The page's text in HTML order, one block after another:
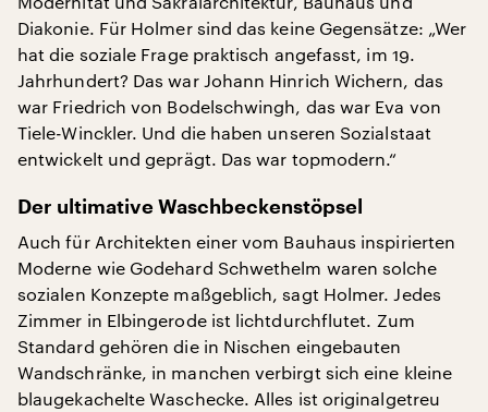
Diakonie. Für Holmer sind das keine Gegensätze: „Wer
hat die soziale Frage praktisch angefasst, im 19.
Jahrhundert? Das war Johann Hinrich Wichern, das
war Friedrich von Bodelschwingh, das war Eva von
Tiele-Winckler. Und die haben unseren Sozialstaat
entwickelt und geprägt. Das war topmodern.“
Der ultimative Waschbeckenstöpsel
Auch für Architekten einer vom Bauhaus inspirierten
Moderne wie Godehard Schwethelm waren solche
sozialen Konzepte maßgeblich, sagt Holmer. Jedes
Zimmer in Elbingerode ist lichtdurchflutet. Zum
Standard gehören die in Nischen eingebauten
Wandschränke, in manchen verbirgt sich eine kleine
blaugekachelte Waschecke. Alles ist originalgetreu